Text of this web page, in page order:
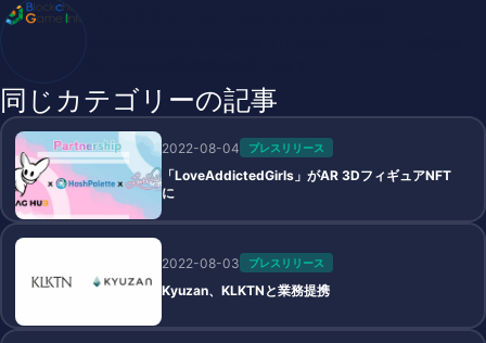
同じカテゴリーの記事
2022-08-04 プレスリリース
「LoveAddictedGirls」がAR 3DフィギュアNFT
に
2022-08-03 プレスリリース
Kyuzan、KLKTNと業務提携